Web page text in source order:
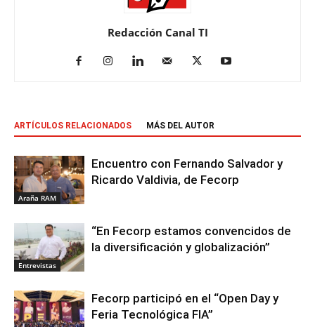
Redacción Canal TI
ARTÍCULOS RELACIONADOS MÁS DEL AUTOR
Araña RAM
Encuentro con Fernando Salvador y
Ricardo Valdivia, de Fecorp
Entrevistas
“En Fecorp estamos convencidos de
la diversificación y globalización”
Fecorp participó en el “Open Day y
Feria Tecnológica FIA”